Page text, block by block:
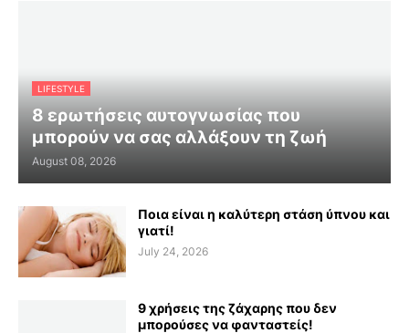
LIFESTYLE
8 ερωτήσεις αυτογνωσίας που
μπορούν να σας αλλάξουν τη ζωή
August 08, 2026
Ποια είναι η καλύτερη στάση ύπνου και
γιατί!
July 24, 2026
9 χρήσεις της ζάχαρης που δεν
μπορούσες να φανταστείς!